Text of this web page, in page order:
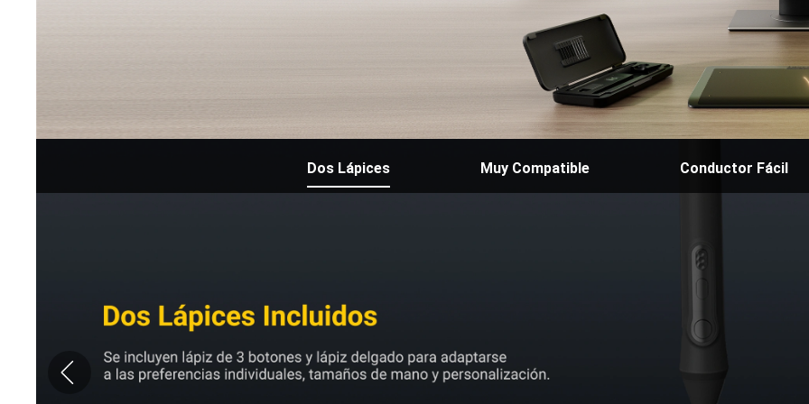
Dos Lápices Muy Compatible Conductor Fácil